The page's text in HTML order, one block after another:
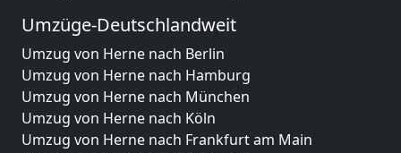
Umzüge-Deutschlandweit
Umzug von Herne nach Berlin
Umzug von Herne nach Hamburg
Umzug von Herne nach München
Umzug von Herne nach Köln
Umzug von Herne nach Frankfurt am Main